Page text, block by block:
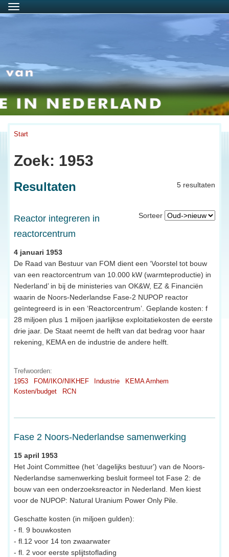
Menu
Start
Zoek: 1953
5 resultaten
Resultaten
Sorteer
Reactor integreren in
reactorcentrum
4 januari 1953
De Raad van Bestuur van FOM dient een ‘Voorstel tot bouw
van een reactorcentrum van 10.000 kW (warmteproductie) in
Nederland’ in bij de ministeries van OK&W, EZ & Financiën
waarin de Noors-Nederlandse Fase-2 NUPOP reactor
geïntegreerd is in een ‘Reactorcentrum’. Geplande kosten: f
28 miljoen plus 1 miljoen jaarlijkse exploitatiekosten de eerste
drie jaar. De Staat neemt de helft van dat bedrag voor haar
rekening, KEMA en de industrie de andere helft.
Trefwoorden:
1953
FOM/IKO/NIKHEF Industrie
KEMA Arnhem
Kosten/budget
RCN
Fase 2 Noors-Nederlandse samenwerking
15 april 1953
Het Joint Committee (het 'dagelijks bestuur') van de Noors-
Nederlandse samenwerking besluit formeel tot Fase 2: de
bouw van een onderzoeksreactor in Nederland. Men kiest
voor de NUPOP: Natural Uranium Power Only Pile.
Geschatte kosten (in miljoen gulden):
- fl. 9 bouwkosten
- fl.12 voor 14 ton zwaarwater
- fl. 2 voor eerste splijtstoflading